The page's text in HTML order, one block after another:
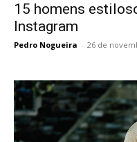
15 homens
Instagram
Pedro Nogueira - 26 de